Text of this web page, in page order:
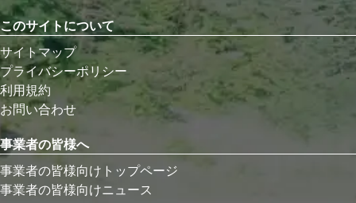
このサイトについて
サイトマップ
プライバシーポリシー
利用規約
お問い合わせ
事業者の皆様へ
事業者の皆様向けトップページ
事業者の皆様向けニュース